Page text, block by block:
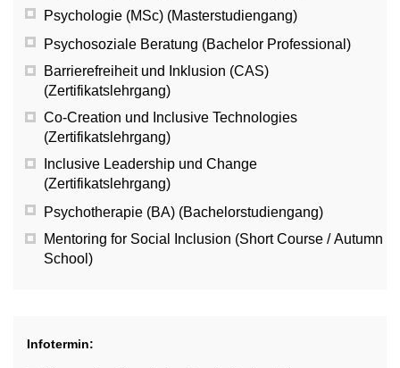
Psychologie (MSc) (Masterstudiengang)
Psychosoziale Beratung (Bachelor Professional)
Barrierefreiheit und Inklusion (CAS)
(Zertifikatslehrgang)
Co-Creation und Inclusive Technologies
(Zertifikatslehrgang)
Inclusive Leadership und Change
(Zertifikatslehrgang)
Psychotherapie (BA) (Bachelorstudiengang)
Mentoring for Social Inclusion (Short Course / Autumn
School)
Infotermin: